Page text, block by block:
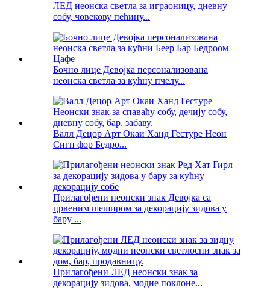
ЛЕД неонска светла за играоницу, дневну
собу, човекову пећину...
Бочно лице Девојка персонализована
неонска светла за кућну пчелу...
Валл Децор Арт Окаи Ханд Гестуре Неон
Сигн фор Бедро...
Прилагођени неонски знак Девојка са
црвеним шеширом за декорацију зидова у
бару ...
Прилагођени ЛЕД неонски знак за
декорацију зидова, модне поклоне...